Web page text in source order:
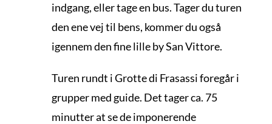
indgang, eller tage en bus. Tager du turen
den ene vej til bens, kommer du også
igennem den fine lille by San Vittore.
Turen rundt i Grotte di Frasassi foregår i
grupper med guide. Det tager ca. 75
minutter at se de imponerende